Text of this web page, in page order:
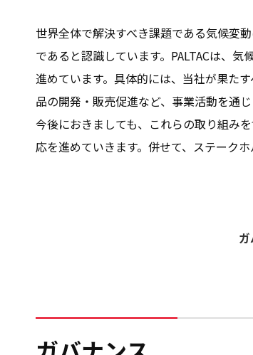
世界全体で解決すべき課題である気候変
であると認識しています。PALTACは、
進めています。具体的には、当社が果た
品の開発・販売促進など、事業活動を通
今後におきましても、これらの取り組み
応を進めていきます。併せて、ステーク